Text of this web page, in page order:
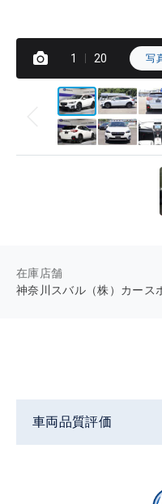
1 20 写
在庫店舗
神奈川スバル（株）カース
車両品質評価